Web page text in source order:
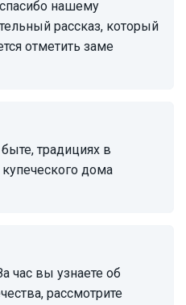
нашему
рассказ, который
отметить заме
купеческого дома
рассмотрите